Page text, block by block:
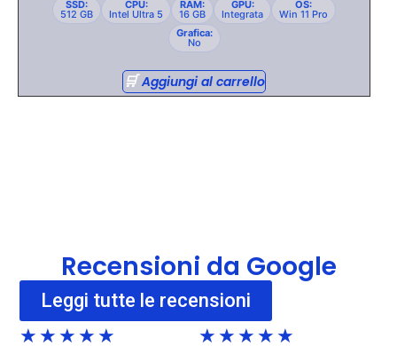
SSD:
512 GB
CPU:
Intel Ultra 5
RAM:
16 GB
GPU:
Integrata
OS:
Win 11 Pro
Grafica:
No
Aggiungi al carrello
Recensioni da Google
Leggi tutte le recensioni
★ ★ ★ ★ ★ ★ ★ ★ ★ ★